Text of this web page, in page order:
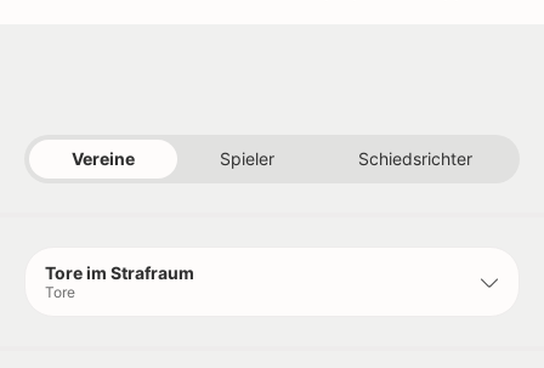
Vereine Spieler Schiedsrichter
Tore im Strafraum
Tore